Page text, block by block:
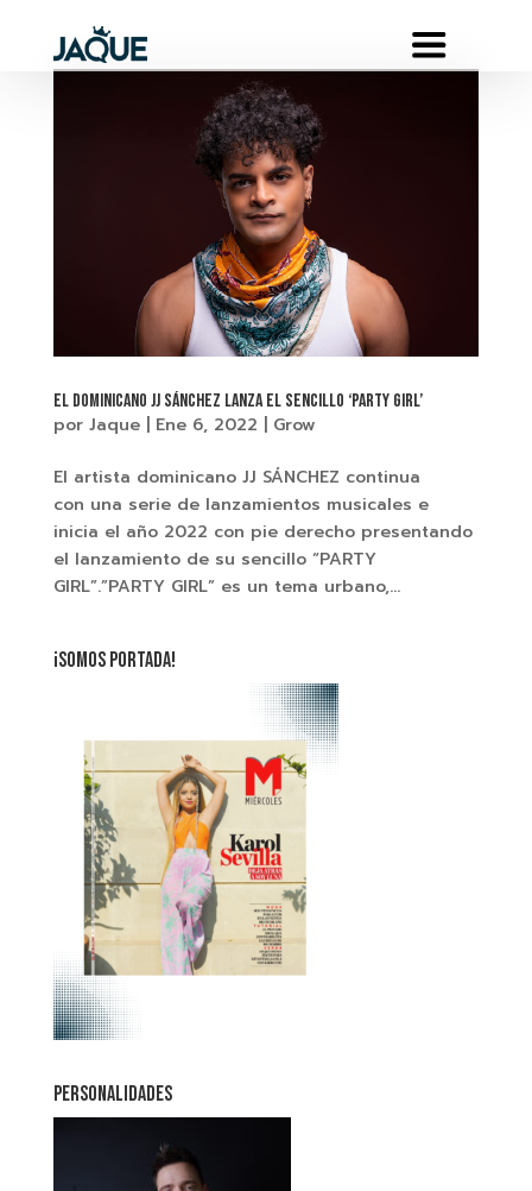
EL DOMINICANO JJ SÁNCHEZ LANZA EL SENCILLO ‘PARTY GIRL’
por Jaque| Ene 6, 2022 Grow
El artista dominicano JJ SÁNCHEZ continua
con una serie de lanzamientos musicales e
inicia el año 2022 con pie derecho presentando
el lanzamiento de su sencillo “PARTY
GIRL”.”PARTY GIRL” es un tema urbano,...
¡SOMOS PORTADA!
PERSONALIDADES